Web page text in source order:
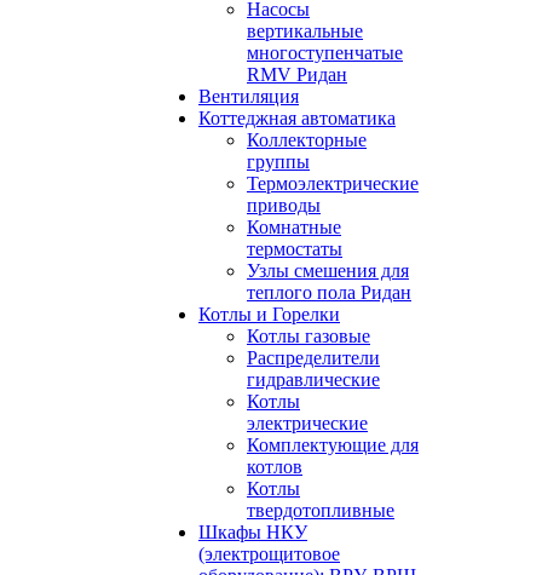
Насосы
вертикальные
многоступенчатые
RMV Ридан
Вентиляция
Коттеджная автоматика
Коллекторные
группы
Термоэлектрические
приводы
Комнатные
термостаты
Узлы смешения для
теплого пола Ридан
Котлы и Горелки
Котлы газовые
Распределители
гидравлические
Котлы
электрические
Комплектующие для
котлов
Котлы
твердотопливные
Шкафы НКУ
(электрощитовое